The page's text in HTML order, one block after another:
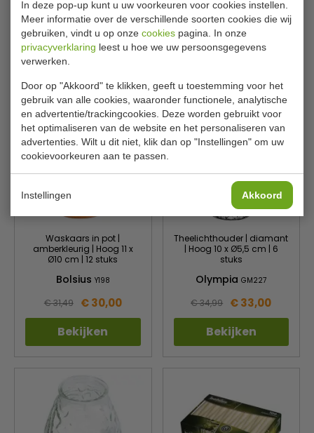
In deze pop-up kunt u uw voorkeuren voor cookies instellen.
Meer informatie over de verschillende soorten cookies die wij
gebruiken, vindt u op onze cookies pagina. In onze
privacyverklaring leest u hoe we uw persoonsgegevens
verwerken.
Door op "Akkoord" te klikken, geeft u toestemming voor het
gebruik van alle cookies, waaronder functionele, analytische
en advertentie/trackingcookies. Deze worden gebruikt voor
het optimaliseren van de website en het personaliseren van
advertenties. Wilt u dit niet, klik dan op "Instellingen" om uw
cookievoorkeuren aan te passen.
Instellingen Akkoord
Bolsius P963
€ 25,49 € 24,00
BolsiusY197
€ 31,49 € 30,00
Waskaars in pot |
amberkleurig | Hoog 11 x
Ø10 cm | 12 stuks
Bolsius Y198
€ 31,49 € 30,00
Bekijken
Theelichthouder | diamant
| Hoog 10 x Ø5,5 cm | 6
stuks
OlympiaGM227
€ 34,99 € 33,00
Bekijken